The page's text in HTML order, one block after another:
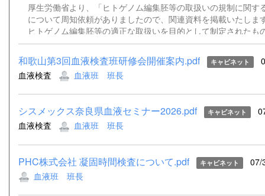
厚生労働省より、「ヒトゲノム編集胚等の取扱いの規制に関す
について周知依頼がありましたので、関連資料を掲載いたしま
ヒトゲノム編集胚等の適正な取扱いを目的として制定されたも
定を除き令和9年7月24日から施行される予定です。 詳細につ
付資料をご確認ください。 事務連絡（別記団体宛て・ヒトゲ
扱規制法）.pdf 公布通知（ヒトゲノム編集胚等取扱規制法）
集胚等の取扱いの規制に関する法律（令和８年法律第70号）（
和歌山第3回血液検査班研修会開催案内.pdf キャビネット
血液検査
血液班 班長
シスメックス奈良県血液セミナー2026.pdf キャビネット
血液検査
血液班 班長
PHC株式会社 凝固時間検査について.pdf キャビネット
07/
血液班 班長